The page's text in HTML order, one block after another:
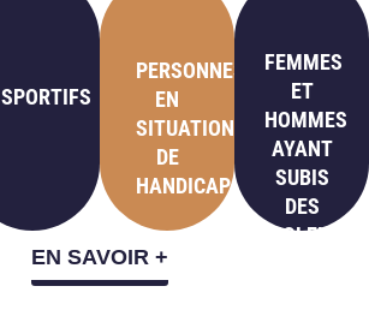
SPORTIFS
PERSONNES
EN
SITUATION
DE
HANDICAP
FEMMES
ET
HOMMES
AYANT
SUBIS
DES
VIOLENCES
EN SAVOIR +